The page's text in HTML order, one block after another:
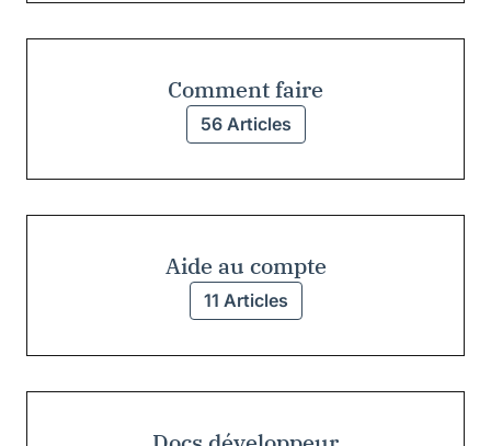
Comment faire
56 Articles
Aide au compte
11 Articles